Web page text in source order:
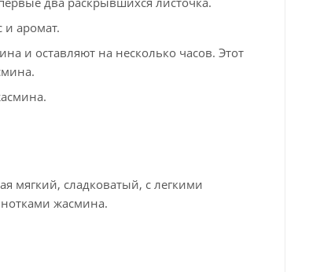
и аромат.
и оставляют на несколько часов. Этот
мягкий, сладковатый, с легкими
жасмина.